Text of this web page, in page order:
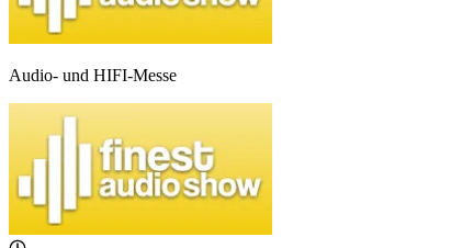
Audio- und HIFI-Messe